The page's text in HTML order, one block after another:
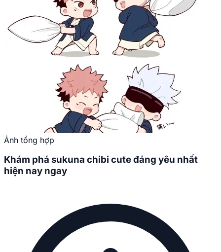
Ảnh tổng hợp
Khám phá sukuna chibi cute đáng yêu nhất
hiện nay ngay